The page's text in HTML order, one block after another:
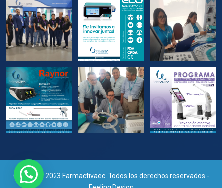
Copyright 2023 Farmactivaec. Todos los derechos reservados -